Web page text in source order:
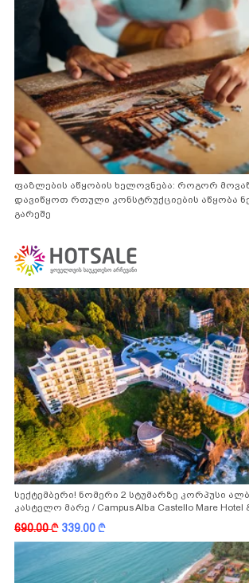
ფაზლების აწყობის ხელოვნება: როგორ
დავიწყოთ რთული კონსტრუქციების აწყობა
გარეშე
სექტემბერი! ნომერი 2 სტუმარზე კორპუსი
კასტელო მარე / Campus Alba Castello Mare Hotel
-სგან!
690.00k 339.00k